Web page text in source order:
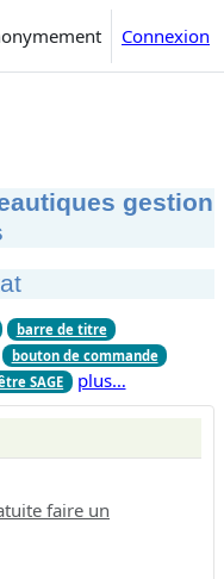
Connexion
gestion
barre de titre
bouton de commande
SAGE plus…
faire un